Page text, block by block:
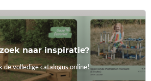
naar inspiratie?
de volledige catalogus online!